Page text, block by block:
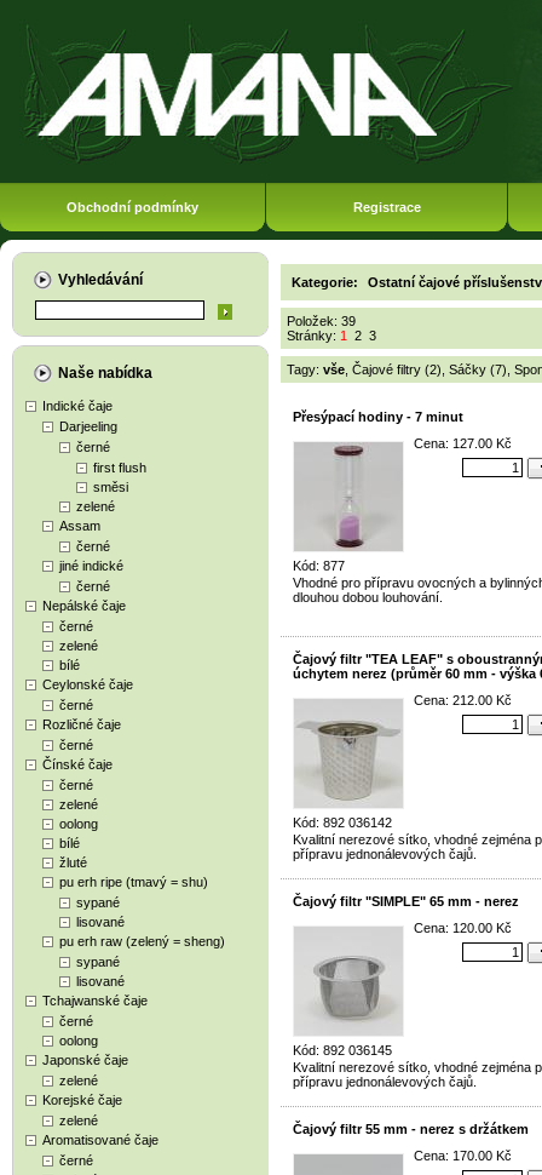
Obchodní podmínky Registrace
Vyhledávání
Naše nabídka
Indické čaje
Darjeeling
černé
first flush
směsi
zelené
Assam
černé
jiné indické
černé
Nepálské čaje
černé
zelené
bílé
Ceylonské čaje
černé
Rozličné čaje
černé
Čínské čaje
černé
zelené
oolong
bílé
žluté
pu erh ripe (tmavý = shu)
sypané
lisované
pu erh raw (zelený = sheng)
sypané
lisované
Tchajwanské čaje
černé
oolong
Japonské čaje
zelené
Korejské čaje
zelené
Aromatisované čaje
černé
Kategorie: Ostatní čajové
Položek: 39
Stránky: 1 2 3
Tagy: vše Čajové filtry (2) Sáčky (7)
Přesýpací hodiny - 7 minut
Kód: 877
Cena: 127.00 Kč
Vhodné pro přípravu ovocných a
dlouhou dobou louhování.
Čajový filtr "TEA LEAF" s
úchytem nerez (průměr 60 mm - výška
Kód: 892 036142
Cena: 212.00 Kč
Kvalitní nerezové sítko, vhodné zejména
přípravu jednonálevových čajů.
Čajový filtr "SIMPLE" 65 mm - nerez
Kód: 892 036145
Cena: 120.00 Kč
Kvalitní nerezové sítko, vhodné zejména
přípravu jednonálevových čajů.
Čajový filtr 55 mm - nerez s držátkem
Cena: 170.00 Kč